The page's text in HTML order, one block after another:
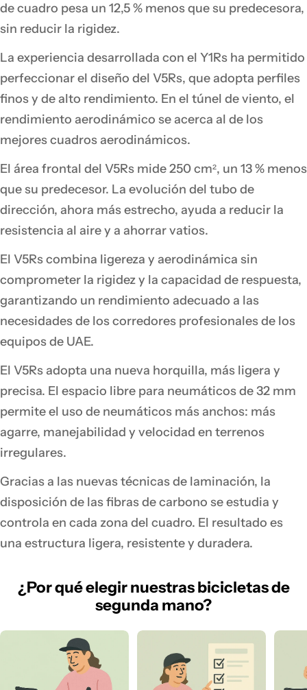
de cuadro pesa un 12,5 % menos que su predecesora,
sin reducir la rigidez.
La experiencia desarrollada con el Y1Rs ha permitido
perfeccionar el diseño del V5Rs, que adopta perfiles
finos y de alto rendimiento. En el túnel de viento, el
rendimiento aerodinámico se acerca al de los
mejores cuadros aerodinámicos.
El área frontal del V5Rs mide 250 cm², un 13 % menos
que su predecesor. La evolución del tubo de
dirección, ahora más estrecho, ayuda a reducir la
resistencia al aire y a ahorrar vatios.
El V5Rs combina ligereza y aerodinámica sin
comprometer la rigidez y la capacidad de respuesta,
garantizando un rendimiento adecuado a las
necesidades de los corredores profesionales de los
equipos de UAE.
El V5Rs adopta una nueva horquilla, más ligera y
precisa. El espacio libre para neumáticos de 32 mm
permite el uso de neumáticos más anchos: más
agarre, manejabilidad y velocidad en terrenos
irregulares.
Gracias a las nuevas técnicas de laminación, la
disposición de las fibras de carbono se estudia y
controla en cada zona del cuadro. El resultado es
una estructura ligera, resistente y duradera.
¿Por qué elegir nuestras bicicletas de
segunda mano?